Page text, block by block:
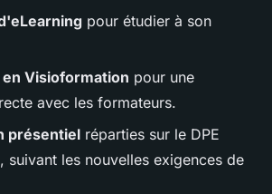
pour étudier à son
en Visioformation pour une
avec les formateurs.
présentiel réparties sur le DPE
suivant les nouvelles exigences de